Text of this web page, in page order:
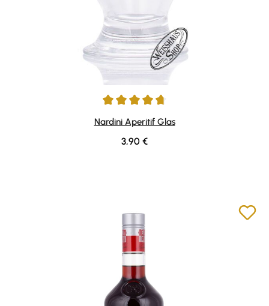
Durchschnittliche Bewertung von 4.77 von 5 Sternen
Nardini Aperitif Glas
Regulärer Preis:
3,90 €